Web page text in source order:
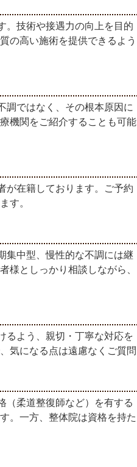
。技術や接遇力の向上を目的
の高い施術を提供できるよう
調ではなく、その根本原因に
機関をご紹介することも可能
が在籍しております。ご予約
す。
集中型、慢性的な不調には継
様としっかり相談しながら、
るよう、親切・丁寧な対応を
気になる点は遠慮なくご質問
（柔道整復師など）を有する
。一方、整体院は資格を持た